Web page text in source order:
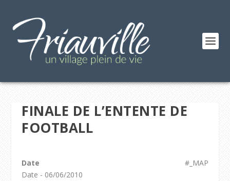
FINALE DE L’ENTENTE DE
FOOTBALL
#_MAP
Date
Date - 06/06/2010